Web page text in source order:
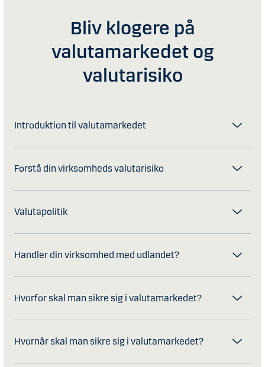
Bliv klogere på
valutamarkedet og
valutarisiko
Introduktion til valutamarkedet
Forstå din virksomheds valutarisiko
Valutapolitik
Handler din virksomhed med udlandet?
Hvorfor skal man sikre sig i valutamarkedet?
Hvornår skal man sikre sig i valutamarkedet?